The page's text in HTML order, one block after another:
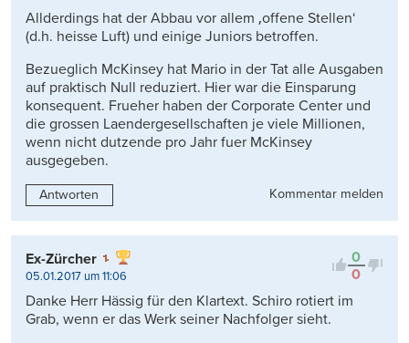
Allderdings hat der Abbau vor allem ‚offene Stellen‘
(d.h. heisse Luft) und einige Juniors betroffen.
Bezueglich McKinsey hat Mario in der Tat alle Ausgaben
auf praktisch Null reduziert. Hier war die Einsparung
konsequent. Frueher haben der Corporate Center und
die grossen Laendergesellschaften je viele Millionen,
wenn nicht dutzende pro Jahr fuer McKinsey
ausgegeben.
Antworten Kommentar melden
0
0
Ex-Zürcher
05.01.2017 um 11:06
Danke Herr Hässig für den Klartext. Schiro rotiert im
Grab, wenn er das Werk seiner Nachfolger sieht.